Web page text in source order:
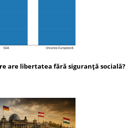
are libertatea fără siguranță socială?